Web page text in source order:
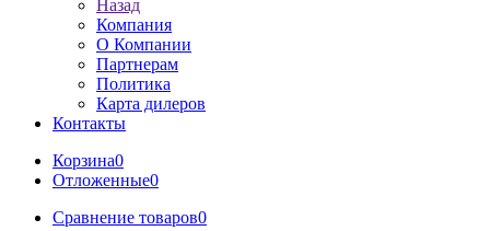
Назад
Компания
О Компании
Партнерам
Политика
Карта дилеров
Контакты
Корзина0
Отложенные0
Сравнение товаров0